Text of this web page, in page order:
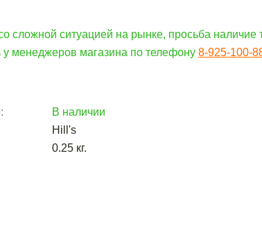
сложной ситуацией на рынке, просьба наличие
у менеджеров магазина по телефону 8-925-100-
В наличии
Hill's
0.25 кг.